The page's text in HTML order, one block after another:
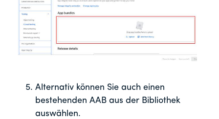
Alternativ können Sie auch einen
bestehenden AAB aus der Bibliothek
auswählen.